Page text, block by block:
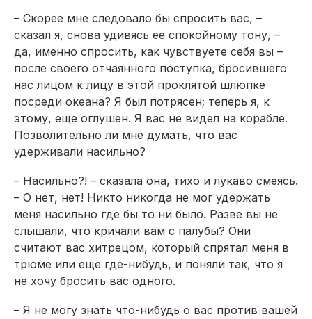
– Скорее мне следовало бы спросить вас, –
сказал я, снова удивясь ее спокойному тону, –
да, именно спросить, как чувствуете себя вы –
после своего отчаянного поступка, бросившего
нас лицом к лицу в этой проклятой шлюпке
посреди океа­на? Я был потрясен; теперь я, к
этому, еще оглушен. Я вас не видел на корабле.
Позволительно ли мне думать, что вас
удерживали насильно?
– Насильно?! – сказала она, тихо и лукаво смеясь.
– О нет, нет! Никто никогда не мог удержать
меня насильно где бы то ни было. Разве вы не
слышали, что кричали вам с палубы? Они
считают вас хитрецом, который спрятал меня в
трюме или еще где-нибудь, и поняли так, что я
не хочу бросить вас одного.
– Я не могу знать что-нибудь о вас против вашей